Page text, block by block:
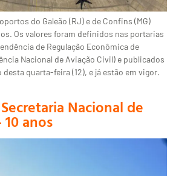
do Galeão (RJ) e de Confins (MG)
Os valores foram definidos nas portarias
de Regulação Econômica de
Nacional de Aviação Civil) e publicados
quarta-feira (12), e já estão em vigor.
Nacional de
anos